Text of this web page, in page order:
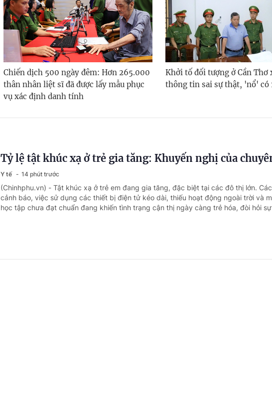
Chiến dịch 500 ngày đêm: Hơn 265.000
thân nhân liệt sĩ đã được lấy mẫu phục
vụ xác định danh tính
Khởi tố đối tượng ở Cần Thơ
thông tin sai sự thật, 'nổ' có
Tỷ lệ tật khúc xạ ở trẻ gia tăng: Khuyến nghị của
Y tế 14 phút trước
(Chinhphu.vn) - Tật khúc xạ ở trẻ em đang gia tăng, đặc biệt tại các đô thị lớn.
cảnh báo, việc sử dụng các thiết bị điện tử kéo dài, thiếu hoạt động ngoài trời và
học tập chưa đạt chuẩn đang khiến tình trạng cận thị ngày càng trẻ hóa, đòi hỏi